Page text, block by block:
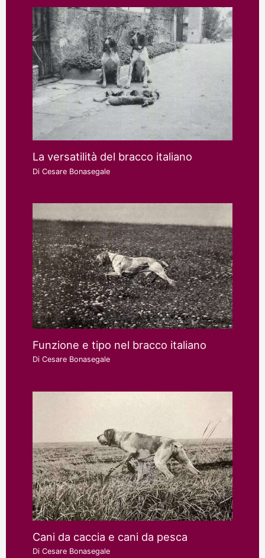
La versatilità del bracco italiano
DiCesare Bonasegale
Funzione e tipo nel bracco italiano
DiCesare Bonasegale
Cani da caccia e cani da pesca
DiCesare Bonasegale